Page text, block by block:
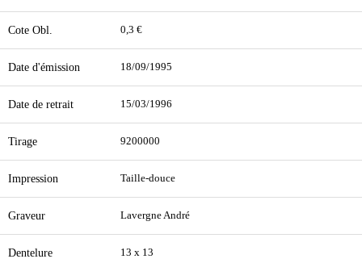
Cote Obl. 0,3 €
Date d'émission 18/09/1995
Date de retrait 15/03/1996
Tirage 9200000
Impression Taille-douce
Graveur Lavergne André
Dentelure 13 x 13